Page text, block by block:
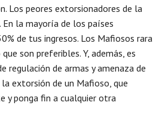
Los peores extorsionadores de la
la mayoría de los países
de tus ingresos. Los Mafiosos rara
son preferibles. Y, además, es
regulación de armas y amenaza de
extorsión de un Mafioso, que
y ponga fin a cualquier otra